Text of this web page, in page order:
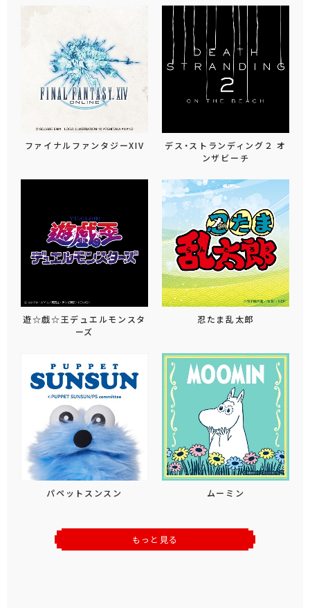
ファイナルファンタジーXIV
デス・ストランディング２ オ
ンザビーチ
遊☆戯☆王デュエルモンスタ
ーズ
忍たま乱太郎
パペットスンスン ムーミン
もっと見る